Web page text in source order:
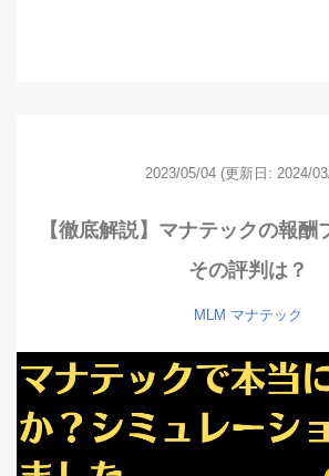
2023/05/04 (更新日: 2024/
【徹底解説】マナテックの報酬
その評判は？
MLM マナテック